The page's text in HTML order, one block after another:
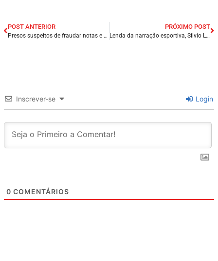
POST ANTERIOR
Presos suspeitos de fraudar notas e desviar R$ 3 milhões de grupo empresarial do Piauí.
PRÓXIMO POST
Lenda da narração esportiva, Silvio Luiz morre aos 89 anos em São Paulo.
Inscrever-se Login
0 COMENTÁRIOS